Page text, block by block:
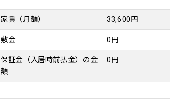
家賃（月額） 33,600円
敷金 0円
保証金（入居時前払金）の金
額
0円